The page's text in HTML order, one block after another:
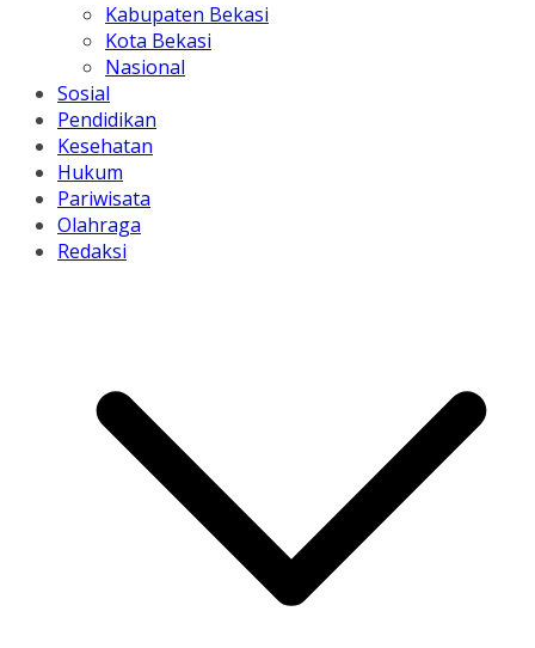
Kabupaten Bekasi
Kota Bekasi
Nasional
Sosial
Pendidikan
Kesehatan
Hukum
Pariwisata
Olahraga
Redaksi